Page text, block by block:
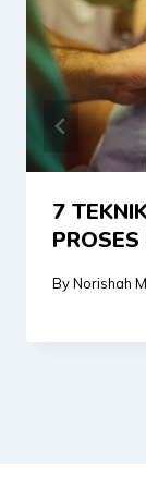
7
ByNorishah